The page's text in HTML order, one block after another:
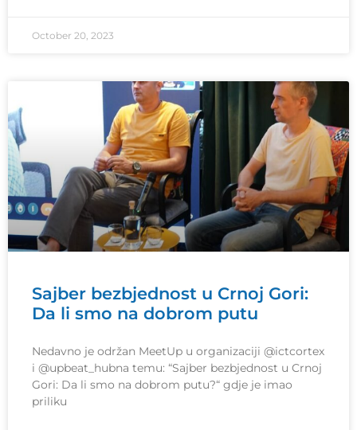
October 20, 2023
Sajber bezbjednost u Crnoj Gori:
Da li smo na dobrom putu
Nedavno je održan MeetUp u organizaciji @ictcortex
i @upbeat_hubna temu: “Sajber bezbjednost u Crnoj
Gori: Da li smo na dobrom putu?“ gdje je imao
priliku